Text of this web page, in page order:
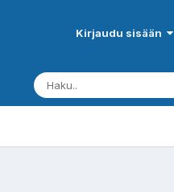
Kirjaudu sisään